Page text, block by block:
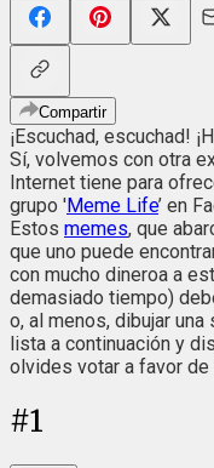
Compartir
¡Escuchad, escuchad!
Sí, volvemos con otra
Internet tiene para
grupo 'Meme Life’ en
Estos memes, que
que uno puede
con mucho dineroa a
demasiado tiempo)
o, al menos, dibujar
lista a continuación y
olvides votar a favor de
#1